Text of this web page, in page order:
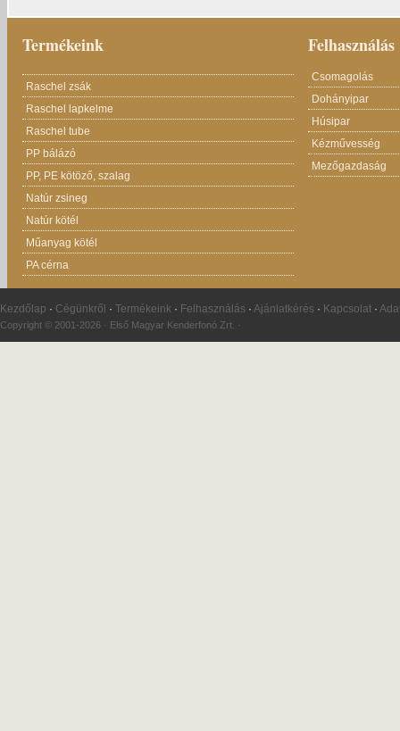
Termékeink
Raschel zsák
Raschel lapkelme
Raschel tube
PP bálázó
PP, PE kötöző, szalag
Natúr zsineg
Natúr kötél
Műanyag kötél
PA cérna
Felhasználás
Csomagolás
Dohányipar
Húsipar
Kézművesség
Mezőgazdaság
Kezdőlap · Cégünkről · Termékeink · Felhasználás · Ajánlatkérés · Kapcsolat ·
Copyright © 2001-2026 · Első Magyar Kenderfonó Zrt. ·